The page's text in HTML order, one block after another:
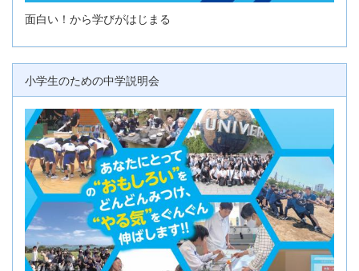
面白い！から学びがはじまる
小学生のための中学説明会